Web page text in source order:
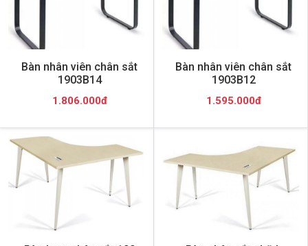
Bàn nhân viên chân sắt
1903B14
1.806.000đ
Bàn nhân viên chân sắt
1903B12
1.595.000đ